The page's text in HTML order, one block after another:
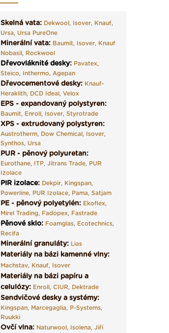
Skelná vata: Dekwool, Isover, Knauf,
Ursa, Ursa PureOne
Minerální vata: Baumit, Isover, Knauf
Nobasil, Rockwool
Dřevovláknité desky: Pavatex,
Steico, Inthermo, Agepan
Dřevocementové desky: Knauf-
Heraklith, DCD Ideal, Velox
EPS - expandovaný polystyren:
Baumit, Enroll, Isover, Styrotrade
XPS - extrudovaný polystyren:
Austrotherm, Dow Chemical, Isover,
Synthos, Ursa
PUR - pěnový polyuretan:
Eurothane, ITP, Jitrans Trade, PUR
Izolace
PIR izolace: Dekpir, Kingspan,
Powerline, PUR Izolace, Pama, Satjam
PE - pěnový polyetylén: Ekoflex,
Mirel Trading, Fadopex, Fastrade
Pěnové sklo: Foamglas, Ecotechnics,
Recifa
Minerální granuláty: Lias
Materiály na bázi kamenné vlny:
Machstav, Knauf, Isover
Materiály na bázi papíru a
celulózy: Enroll, CIUR, Dektrade
Sendvičové desky a systémy:
Kingspan, Marcegaglia, P-Systems,
Ruukki
Ovčí vlna: Naturwool, Isolena, Jiří